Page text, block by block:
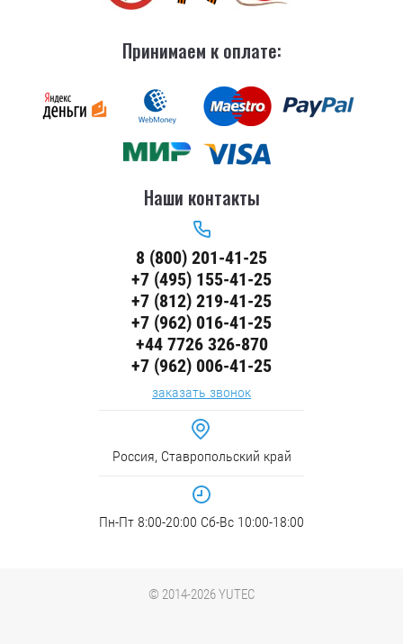
Принимаем к оплате:
Наши контакты
8 (800) 201-41-25
+7 (495) 155-41-25
+7 (812) 219-41-25
+7 (962) 016-41-25
+44 7726 326-870
+7 (962) 006-41-25
заказать звонок
Россия, Ставропольский край
Пн-Пт 8:00-20:00 Сб-Вс 10:00-18:00
© 2014-2026 YUTEC